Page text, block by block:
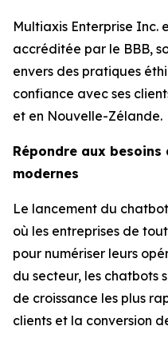
Multiaxis Enterprise Inc.
accréditée par le BBB,
envers des pratiques
confiance avec ses
et en Nouvelle-Zélande.
Répondre aux
modernes
Le lancement du
où les entreprises de
pour numériser leurs
du secteur, les chatbots
de croissance les plus
clients et la conversion